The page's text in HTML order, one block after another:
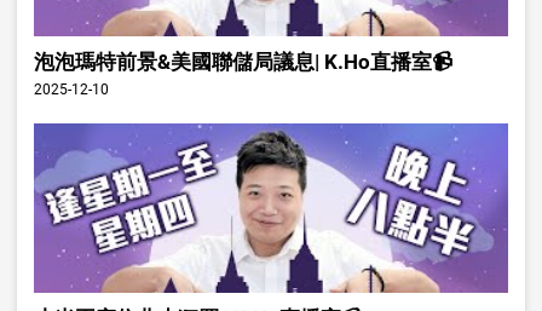
泡泡瑪特前景&美國聯儲局議息| K.Ho直播室📹
2025-12-10